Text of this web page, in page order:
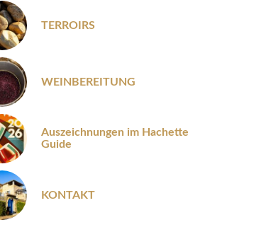
TERROIRS
WEINBEREITUNG
Auszeichnungen im Hachette
Guide
KONTAKT